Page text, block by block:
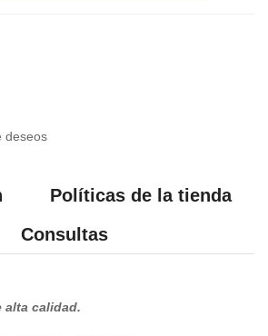
deseos
Políticas de la tienda
Consultas
alta calidad.